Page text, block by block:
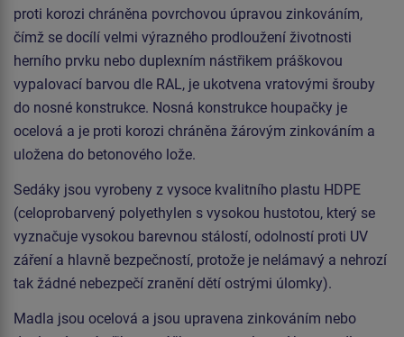
proti korozi chráněna povrchovou úpravou zinkováním,
čímž se docílí velmi výrazného prodloužení životnosti
herního prvku nebo duplexním nástřikem práškovou
vypalovací barvou dle RAL, je ukotvena vratovými šrouby
do nosné konstrukce. Nosná konstrukce houpačky je
ocelová a je proti korozi chráněna žárovým zinkováním a
uložena do betonového lože.
Sedáky jsou vyrobeny z vysoce kvalitního plastu HDPE
(celoprobarvený polyethylen s vysokou hustotou, který se
vyznačuje vysokou barevnou stálostí, odolností proti UV
záření a hlavně bezpečností, protože je nelámavý a nehrozí
tak žádné nebezpečí zranění dětí ostrými úlomky).
Madla jsou ocelová a jsou upravena zinkováním nebo